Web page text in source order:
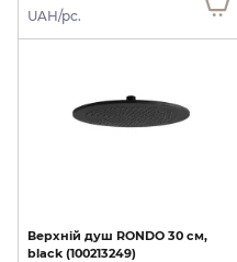
UAH/pc.
Верхній душ RONDO 30 см,
black (100213249)